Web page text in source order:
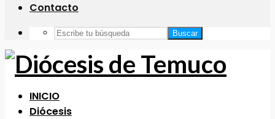
Contacto
Buscar
INICIO
Diócesis